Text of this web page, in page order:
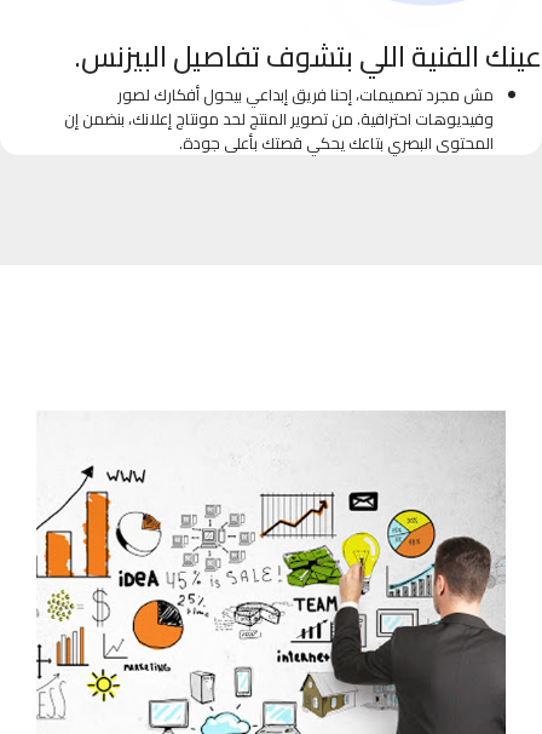
عينك الفنية اللي بتشوف تفاصيل البيزنس.
مش مجرد تصميمات، إحنا فريق إبداعي بيحول أفكارك لصور
وفيديوهات احترافية. من تصوير المنتج لحد مونتاج إعلانك، بنضمن إن
المحتوى البصري بتاعك يحكي قصتك بأعلى جودة.